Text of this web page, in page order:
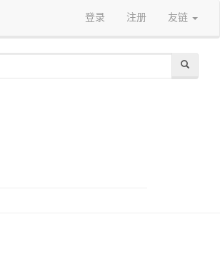
登录 注册 友链